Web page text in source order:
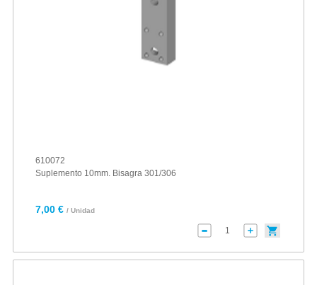
610072
Suplemento 10mm. Bisagra 301/306
7,00 € / Unidad